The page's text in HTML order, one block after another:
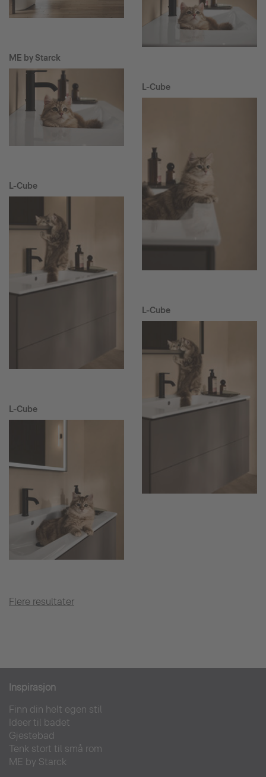
ME by Starck
L-Cube
L-Cube
L-Cube
L-Cube
Flere resultater
Inspirasjon
Finn din helt egen stil
Ideer til badet
Gjestebad
Tenk stort til små rom
ME by Starck